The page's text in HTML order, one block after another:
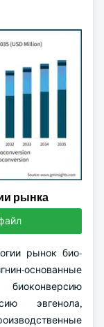
рынка
рынок био-
основанные
эвгенола,